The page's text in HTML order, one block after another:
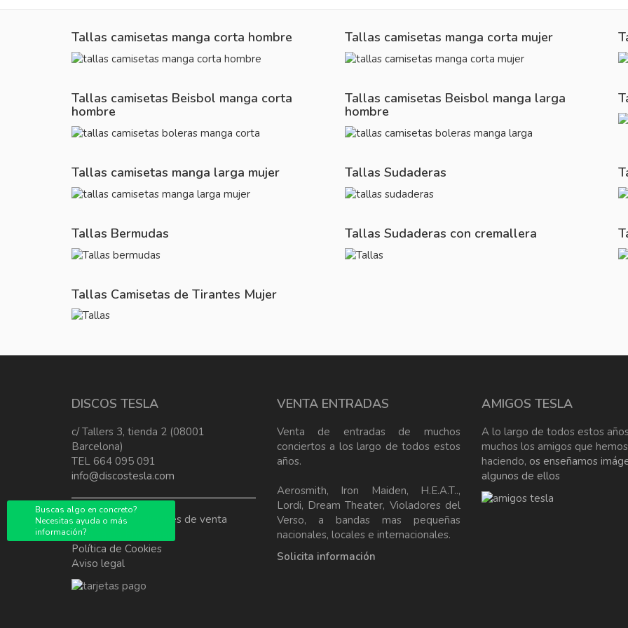
Buscas algo en concreto?
Necesitas ayuda o más
información?
Tallas camisetas manga corta hombre Tallas camisetas manga corta mujer
Tallas camisetas Beisbol manga corta
hombre
Tallas camisetas Beisbol manga larga
hombre
Tallas camisetas manga larga mujer Tallas Sudaderas
Tallas Bermudas Tallas Sudaderas con cremallera
Tallas Camisetas de Tirantes Mujer
DISCOS TESLA
c/ Tallers 3, tienda 2 (08001
Barcelona)
TEL 664 095 091
info@discostesla.com
Terminos y condiciones de venta
Política de Privacidad
Política de Cookies
Aviso legal
VENTA ENTRADAS
Venta de entradas de muchos
conciertos a los largo de todos estos
años.
Aerosmith, Iron Maiden, H.E.A.T..,
Lordi, Dream Theater, Violadores del
Verso, a bandas mas pequeñas
nacionales, locales e internacionales.
Solicita información
AMIGOS TESLA
A lo largo de todos estos
muchos los amigos que
haciendo, os enseñamos
algunos de ellos